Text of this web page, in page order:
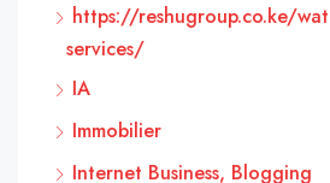
https://reshugroup.co.ke/
services/
IA
Immobilier
Internet Business, Blogging